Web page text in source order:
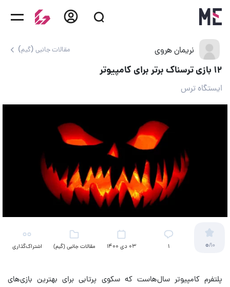
نریمان هروی مقالات جانبی (گیم)
۱۲ بازی ترسناک برتر برای کامپیوتر
ایستگاه ترس
0/10 ۱ 03 دی 1400 مقالات جانبی (گیم) اشتراک‌گذاری
پلتفرم کامپیوتر سال‌هاست که سکوی پرتابی برای بهترین بازی‌های